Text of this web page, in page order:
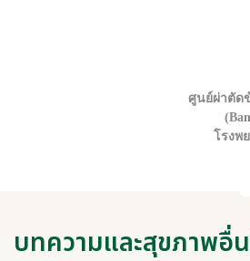
ศูนย์ผ่าตัด
โรงพ
บทความและสุขภาพอื่